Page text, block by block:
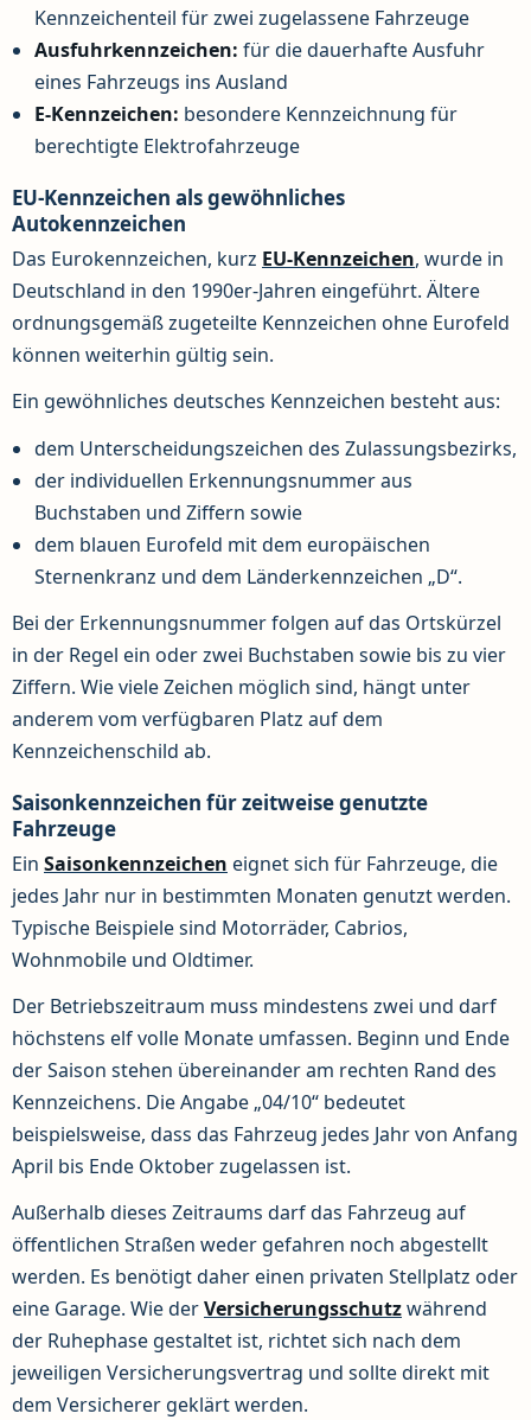
Kennzeichenteil für zwei zugelassene Fahrzeuge
Ausfuhrkennzeichen: für die dauerhafte Ausfuhr
eines Fahrzeugs ins Ausland
E-Kennzeichen: besondere Kennzeichnung für
berechtigte Elektrofahrzeuge
EU-Kennzeichen als gewöhnliches
Autokennzeichen
Das Eurokennzeichen, kurz EU-Kennzeichen, wurde in
Deutschland in den 1990er-Jahren eingeführt. Ältere
ordnungsgemäß zugeteilte Kennzeichen ohne Eurofeld
können weiterhin gültig sein.
Ein gewöhnliches deutsches Kennzeichen besteht aus:
dem Unterscheidungszeichen des Zulassungsbezirks,
der individuellen Erkennungsnummer aus
Buchstaben und Ziffern sowie
dem blauen Eurofeld mit dem europäischen
Sternenkranz und dem Länderkennzeichen „D“.
Bei der Erkennungsnummer folgen auf das Ortskürzel
in der Regel ein oder zwei Buchstaben sowie bis zu vier
Ziffern. Wie viele Zeichen möglich sind, hängt unter
anderem vom verfügbaren Platz auf dem
Kennzeichenschild ab.
Saisonkennzeichen für zeitweise genutzte
Fahrzeuge
Ein Saisonkennzeichen eignet sich für Fahrzeuge, die
jedes Jahr nur in bestimmten Monaten genutzt werden.
Typische Beispiele sind Motorräder, Cabrios,
Wohnmobile und Oldtimer.
Der Betriebszeitraum muss mindestens zwei und darf
höchstens elf volle Monate umfassen. Beginn und Ende
der Saison stehen übereinander am rechten Rand des
Kennzeichens. Die Angabe „04/10“ bedeutet
beispielsweise, dass das Fahrzeug jedes Jahr von Anfang
April bis Ende Oktober zugelassen ist.
Außerhalb dieses Zeitraums darf das Fahrzeug auf
öffentlichen Straßen weder gefahren noch abgestellt
werden. Es benötigt daher einen privaten Stellplatz oder
eine Garage. Wie derVersicherungsschutzwährend
der Ruhephase gestaltet ist, richtet sich nach dem
jeweiligen Versicherungsvertrag und sollte direkt mit
dem Versicherer geklärt werden.